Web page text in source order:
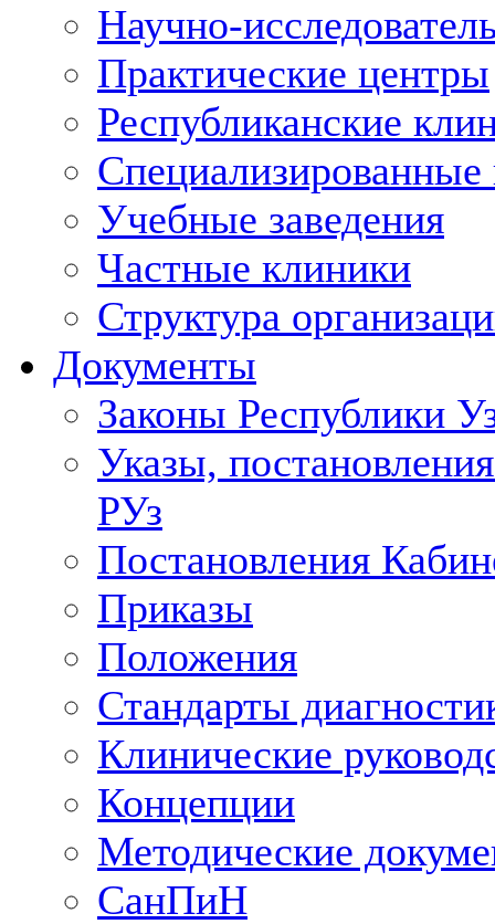
Научно-
Практические центры
Республиканские
Учебные заведения
Частные клиники
Структура
Документы
Законы Республики
Указы,
РУз
Постановления
Приказы
Положения
Стандарты
Клинические
Концепции
Методические
СанПиН